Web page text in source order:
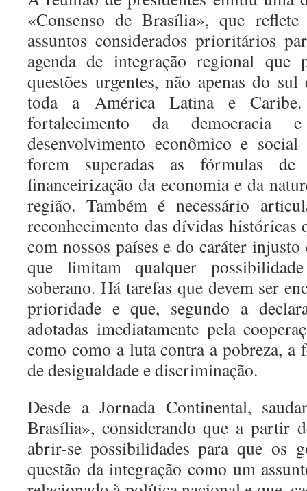
«Consenso de Brasília», que
assuntos considerados prioritários
agenda de integração regional que
questões urgentes, não apenas do
toda a América Latina e Caribe.
fortalecimento da
desenvolvimento econômico e
forem superadas as fórmulas
financeirização da economia e da
região. Também é necessário
reconhecimento das dívidas
com nossos países e do caráter
que limitam qualquer
soberano. Há tarefas que devem ser
prioridade e que, segundo a
adotadas imediatamente pela
como como a luta contra a pobreza, a
de desigualdade e discriminação.
Desde a Jornada Continental,
Brasília», considerando que a partir
abrir-se possibilidades para que os
questão da integração como um